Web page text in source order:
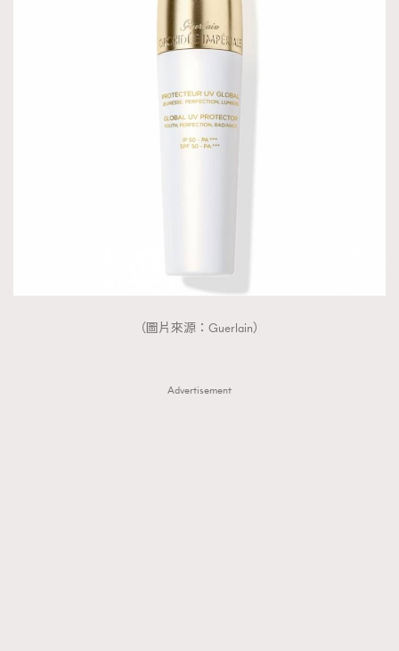
（圖片來源：Guerlain）
Advertisement